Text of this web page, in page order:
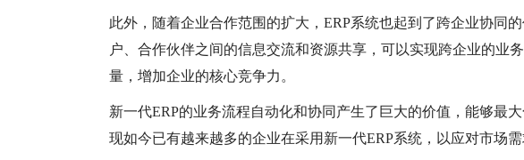
此外，随着企业合作范围的扩大， ERP系统也起到了跨企业协同
户、合作伙伴之间的信息交流和资源共享，可以实现跨企业的业
量，增加企业的核心竞争力。
新一代ERP的业务流程自动化和协同产生了巨大的价值，能够最
现如今已有越来越多的企业在采用新一代ERP系统，以应对市场